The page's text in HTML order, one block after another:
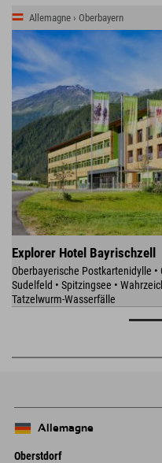
Allemagne › Oberbayern
Explorer Hotel Bayrischzell
Oberbayerische Postkartenidylle •
Sudelfeld • Spitzingsee •
Tatzelwurm-Wasserfälle
Allemagne
Oberstdorf